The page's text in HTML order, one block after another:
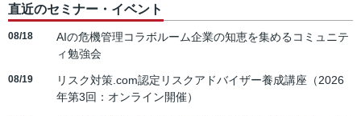
直近のセミナー・イベント
08/18
AIの危機管理コラボルーム企業の知恵を集めるコミュニテ
ィ勉強会
08/19
リスク対策.com認定リスクアドバイザー養成講座（2026
年第3回：オンライン開催）